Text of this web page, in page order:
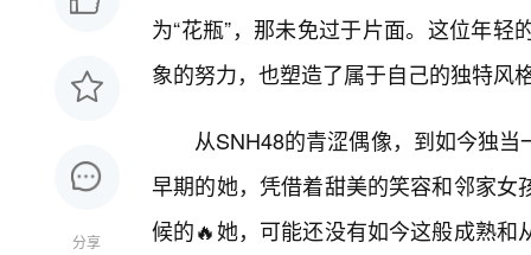
分享
为“花瓶”，那未免过于片面。这位年
象的努力，也塑造了属于自己的独特风
从SNH48的青涩偶像，到如今独
早期的她，凭借着甜美的笑容和邻家
候的🔥她，可能还没有如今这般成熟